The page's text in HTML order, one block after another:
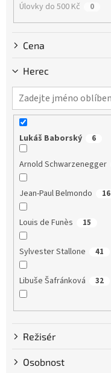
Úlovky do 500 Kč 0
Cena
Herec
Lukáš Baborský 6
Arnold Schwarzenegger
Jean-Paul Belmondo 16
Louis de Funès 15
Sylvester Stallone 41
Libuše Šafránková 32
Dustin Hoffman 58
Clint Eastwood
Bruce Willis
Režisér
Osobnost